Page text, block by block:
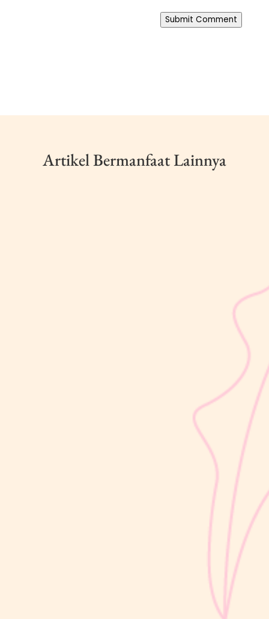
Submit Comment
Artikel Bermanfaat Lainnya
dalam masa 1000 Hari Pertama Kehidupan (HPK). Pada tahap ini,
perkembangan si Kecil berlangsung sangat pesat, mulai dari
kemampuan berjalan, berbicara, hingga berinteraksi dengan orang